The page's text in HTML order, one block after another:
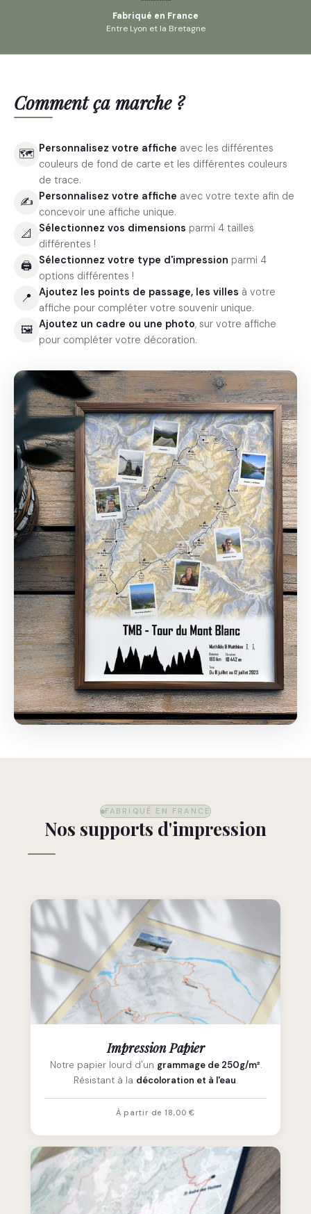
Fabriqué en France
Entre Lyon et la Bretagne
Comment ça marche ?
🗺 Personnalisez votre affiche avec les différentes
couleurs de fond de carte et les différentes couleurs
de trace.
✍️ Personnalisez votre affiche avec votre texte afin de
concevoir une affiche unique.
📐 Sélectionnez vos dimensions parmi 4 tailles
différentes !
🖨 Sélectionnez votre type d'impression parmi 4
options différentes !
📍 Ajoutez les points de passage, les villes à votre
affiche pour compléter votre souvenir unique.
🖼 Ajoutez un cadre ou une photo, sur votre affiche
pour compléter votre décoration.
FABRIQUÉ EN FRANCE
Nos supports d'impression
Impression Papier
Notre papier lourd d'un grammage de 250g/m².
Résistant à la décoloration et à l'eau.
À partir de 18,00 €